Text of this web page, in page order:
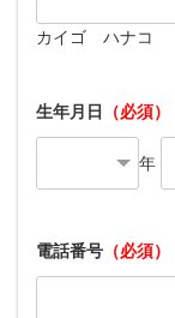
カイゴ ハナコ
生年月日 （必須）
年
電話番号 （必須）